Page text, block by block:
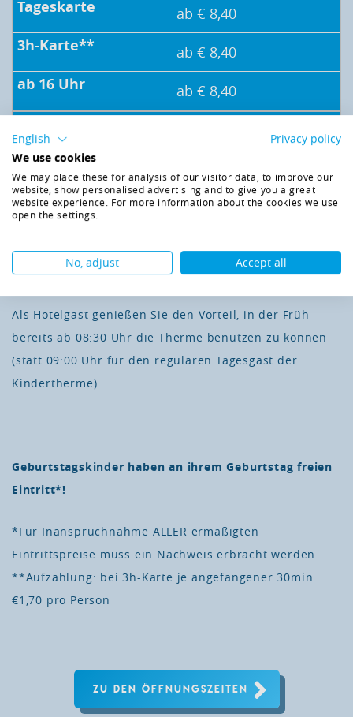
ab € 8,40
ab € 8,40
ab € 8,40
ab € 4,50
ab € 4,50
Als Hotelgast genießen Sie den Vorteil, in der Früh
bereits ab 08:30 Uhr die Therme benützen zu können
(statt 09:00 Uhr für den regulären Tagesgast der
Kindertherme).
Geburtstagskinder haben an ihrem Geburtstag freien
Eintritt*!
*Für Inanspruchnahme ALLER ermäßigten
Eintrittspreise muss ein Nachweis erbracht werden
**Aufzahlung: bei 3h-Karte je angefangener 30min
€1,70 pro Person
ZU DEN ÖFFNUNGSZEITEN
English Privacy policy
We use cookies
We may place these for analysis of our visitor data, to improve our
website, show personalised advertising and to give you a great
website experience. For more information about the cookies we use
open the settings.
No, adjust Accept all